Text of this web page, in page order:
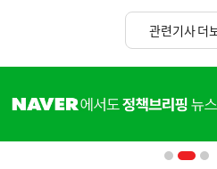
관련기사 더
단
배